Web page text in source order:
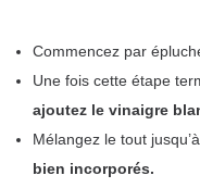
Commencez par
Une fois cette étape
ajoutez le vinaigre
Mélangez le tout
bien incorporés.